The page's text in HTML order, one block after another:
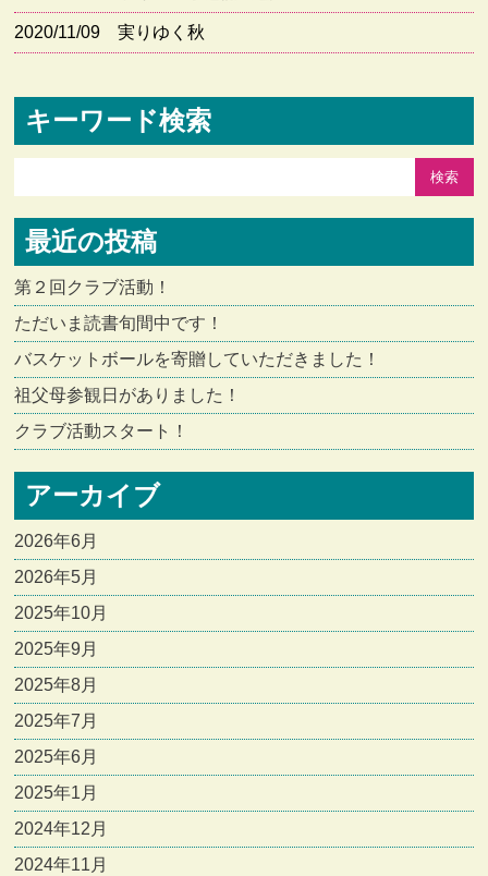
2020/11/09 実りゆく秋
キーワード検索
最近の投稿
第２回クラブ活動！
ただいま読書旬間中です！
バスケットボールを寄贈していただきました！
祖父母参観日がありました！
クラブ活動スタート！
アーカイブ
2026年6月
2026年5月
2025年10月
2025年9月
2025年8月
2025年7月
2025年6月
2025年1月
2024年12月
2024年11月